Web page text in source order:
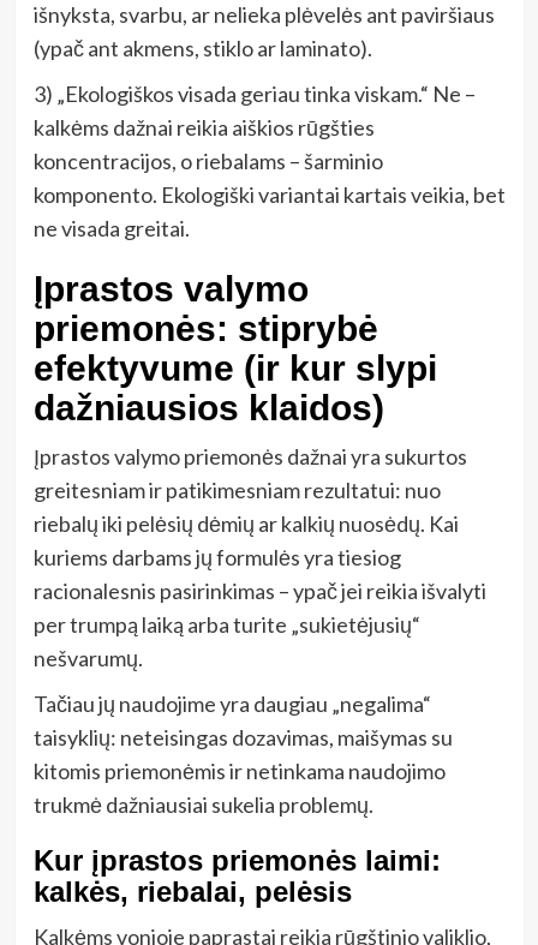
išnyksta, svarbu, ar nelieka plėvelės ant paviršiaus
(ypač ant akmens, stiklo ar laminato).
3) „Ekologiškos visada geriau tinka viskam.“ Ne –
kalkėms dažnai reikia aiškios rūgšties
koncentracijos, o riebalams – šarminio
komponento. Ekologiški variantai kartais veikia, bet
ne visada greitai.
Įprastos valymo
priemonės: stiprybė
efektyvume (ir kur slypi
dažniausios klaidos)
Įprastos valymo priemonės dažnai yra sukurtos
greitesniam ir patikimesniam rezultatui: nuo
riebalų iki pelėsių dėmių ar kalkių nuosėdų. Kai
kuriems darbams jų formulės yra tiesiog
racionalesnis pasirinkimas – ypač jei reikia išvalyti
per trumpą laiką arba turite „sukietėjusių“
nešvarumų.
Tačiau jų naudojime yra daugiau „negalima“
taisyklių: neteisingas dozavimas, maišymas su
kitomis priemonėmis ir netinkama naudojimo
trukmė dažniausiai sukelia problemų.
Kur įprastos priemonės laimi:
kalkės, riebalai, pelėsis
Kalkėms vonioje paprastai reikia rūgštinio valiklio,